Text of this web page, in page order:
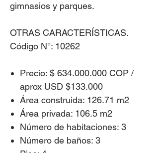
gimnasios y parques.
OTRAS CARACTERÍSTICAS.
Código N°: 10262
Precio: $ 634.000.000 COP /
aprox USD $133.000
Área construida: 126.71 m2
Área privada: 106.5 m2
Número de habitaciones: 3
Número de baños: 3